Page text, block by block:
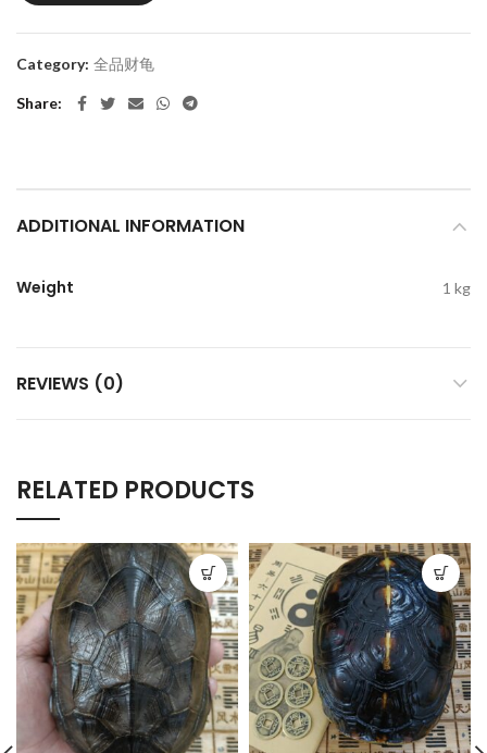
Category: 全品财龟
Share
ADDITIONAL INFORMATION
Weight 1 kg
REVIEWS (0)
RELATED PRODUCTS